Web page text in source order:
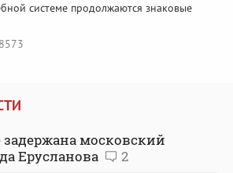
системе продолжаются знаковые
8573
задержана московский
Ерусланова
2